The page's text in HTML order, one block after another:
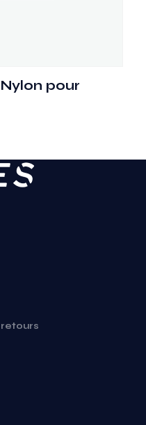
pour